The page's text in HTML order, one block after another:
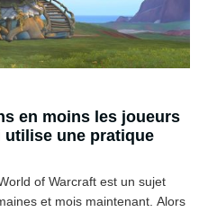
en moins les joueurs
utilise une pratique
of Warcraft est un sujet
et mois maintenant. Alors